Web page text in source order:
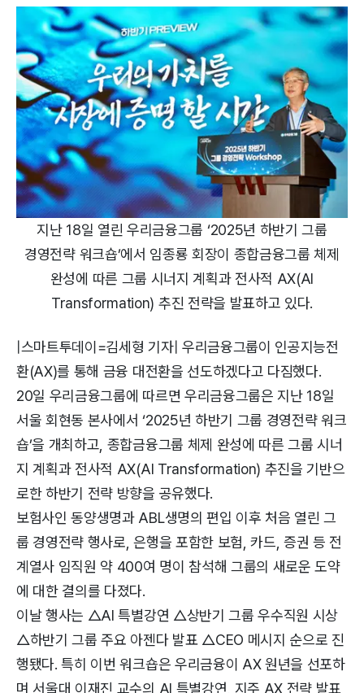
지난 18일 열린 우리금융그룹 ‘2025년 하반기 그룹
경영전략 워크숍’에서 임종룡 회장이 종합금융그룹 체제
완성에 따른 그룹 시너지 계획과 전사적 AX(AI
Transformation) 추진 전략을 발표하고 있다.
|스마트투데이=김세형 기자| 우리금융그룹이 인공지능전
환(AX)를 통해 금융 대전환을 선도하겠다고 다짐했다.
20일 우리금융그룹에 따르면 우리금융그룹은 지난 18일
서울 회현동 본사에서 ‘2025년 하반기 그룹 경영전략 워크
숍’을 개최하고, 종합금융그룹 체제 완성에 따른 그룹 시너
지 계획과 전사적 AX(AI Transformation) 추진을 기반으
로한 하반기 전략 방향을 공유했다.
보험사인 동양생명과 ABL생명의 편입 이후 처음 열린 그
룹 경영전략 행사로, 은행을 포함한 보험, 카드, 증권 등 전
계열사 임직원 약 400여 명이 참석해 그룹의 새로운 도약
에 대한 결의를 다졌다.
이날 행사는 △AI 특별강연 △상반기 그룹 우수직원 시상
△하반기 그룹 주요 아젠다 발표 △CEO 메시지 순으로 진
행됐다. 특히 이번 워크숍은 우리금융이 AX 원년을 선포하
며 서울대 이재진 교수의 AI 특별강연, 지주 AX 전략 발표